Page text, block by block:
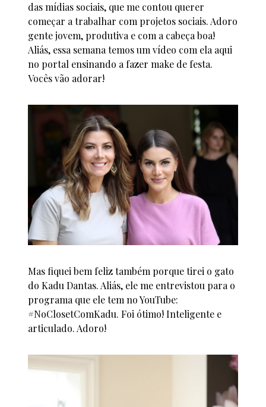
das mídias sociais, que me contou querer
começar a trabalhar com projetos sociais. Adoro
gente jovem, produtiva e com a cabeça boa!
Aliás, essa semana temos um vídeo com ela aqui
no portal ensinando a fazer make de festa.
Vocês vão adorar!
Mas fiquei bem feliz também porque tirei o gato
do Kadu Dantas. Aliás, ele me entrevistou para o
programa que ele tem no YouTube:
#NoClosetComKadu. Foi ótimo! Inteligente e
articulado. Adoro!